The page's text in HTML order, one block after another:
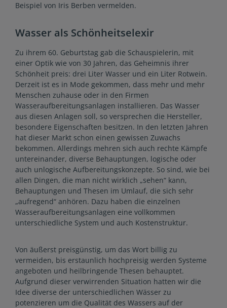
Beispiel von Iris Berben vermelden.
Wasser als Schönheitselexir
Zu ihrem 60. Geburtstag gab die Schauspielerin, mit
einer Optik wie von 30 Jahren, das Geheimnis ihrer
Schönheit preis: drei Liter Wasser und ein Liter Rotwein.
Derzeit ist es in Mode gekommen, dass mehr und mehr
Menschen zuhause oder in den Firmen
Wasseraufbereitungsanlagen installieren. Das Wasser
aus diesen Anlagen soll, so versprechen die Hersteller,
besondere Eigenschaften besitzen. In den letzten Jahren
hat dieser Markt schon einen gewissen Zuwachs
bekommen. Allerdings mehren sich auch rechte Kämpfe
untereinander, diverse Behauptungen, logische oder
auch unlogische Aufbereitungskonzepte. So sind, wie bei
allen Dingen, die man nicht wirklich „sehen“ kann,
Behauptungen und Thesen im Umlauf, die sich sehr
„aufregend“ anhören. Dazu haben die einzelnen
Wasseraufbereitungsanlagen eine vollkommen
unterschiedliche System und auch Kostenstruktur.
Von äußerst preisgünstig, um das Wort billig zu
vermeiden, bis erstaunlich hochpreisig werden Systeme
angeboten und heilbringende Thesen behauptet.
Aufgrund dieser verwirrenden Situation hatten wir die
Idee diverse der unterschiedlichen Wässer zu
potenzieren um die Qualität des Wassers auf der